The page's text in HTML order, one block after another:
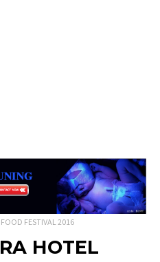
FESTIVAL 2016
HOTEL